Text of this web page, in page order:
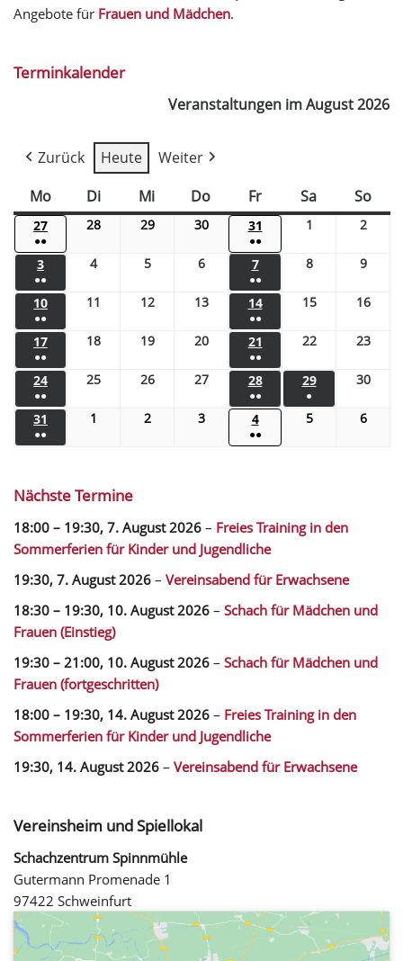
Angebote für Frauen und Mädchen.
Terminkalender
Veranstaltungen im August 2026
Zurück Heute
Weiter
Mo
Di Mi Do Fr Sa So
27
●●
28 29 30 31
●●
1 2
3
●●
4 5 6 7
●●
8 9
10
●●
11 12 13 14
●●
15 16
17
●●
18 19 20 21
●●
22 23
24
●●
25 26 27 28
●●
29
●
30
31
●●
1 2 3 4
●●
5 6
Nächste Termine
18:00 – 19:30, 7. August 2026 – Freies Training in den
Sommerferien für Kinder und Jugendliche
19:30, 7. August 2026 – Vereinsabend für Erwachsene
18:30 – 19:30, 10. August 2026 – Schach für Mädchen und
Frauen (Einstieg)
19:30 – 21:00, 10. August 2026 – Schach für Mädchen und
Frauen (fortgeschritten)
18:00 – 19:30, 14. August 2026 – Freies Training in den
Sommerferien für Kinder und Jugendliche
19:30, 14. August 2026 – Vereinsabend für Erwachsene
Vereinsheim und Spiellokal
Schachzentrum Spinnmühle
Gutermann Promenade 1
97422 Schweinfurt